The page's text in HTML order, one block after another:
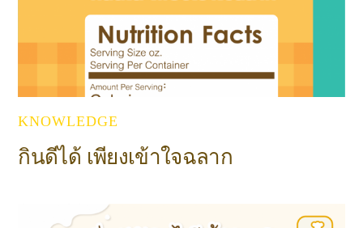
KNOWLEDGE
กินดีได้ เพียงเข้าใจฉลาก